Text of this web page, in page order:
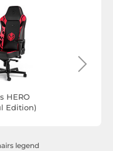
HERO
Edition)
legend